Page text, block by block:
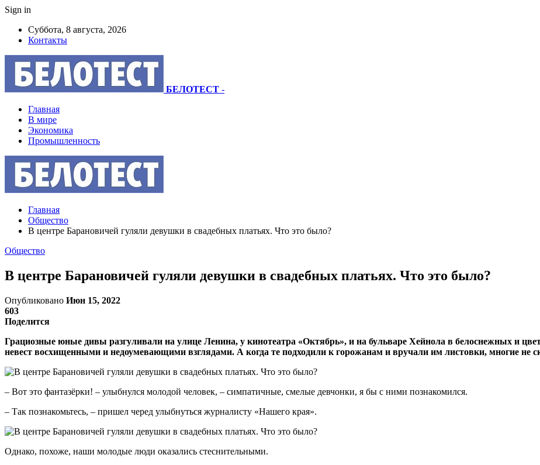
Sign in
Суббота, 8 августа, 2026
Контакты
БЕЛОТЕСТ -
Главная
В мире
Экономика
Промышленность
Главная
Общество
В центре Барановичей гуляли девушки в свадебных платьях. Что это было?
Общество
В центре Барановичей гуляли девушки в свадебных платьях. Что это было?
Опубликовано Июн 15, 2022
603
Поделится
Грациозные юные дивы разгуливали на улице Ленина, у кинотеатра «Октябрь», и на бульваре Хейнола в белоснежных и
невест восхищенными и недоумевающими взглядами. А когда те подходили к горожанам и вручали им листовки, многие не
– Вот это фантазёрки! – улыбнулся молодой человек, – симпатичные, смелые девчонки, я бы с ними познакомился.
– Так познакомьтесь, – пришел черед улыбнуться журналисту «Нашего края».
Однако, похоже, наши молодые люди оказались стеснительными.